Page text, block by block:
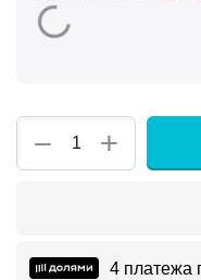
+
−
4 платежа